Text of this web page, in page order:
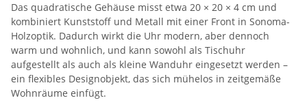
Das quadratische Gehäuse misst etwa 20 × 20 × 4 cm und
kombiniert Kunststoff und Metall mit einer Front in Sonoma-
Holzoptik. Dadurch wirkt die Uhr modern, aber dennoch
warm und wohnlich, und kann sowohl als Tischuhr
aufgestellt als auch als kleine Wanduhr eingesetzt werden –
ein flexibles Designobjekt, das sich mühelos in zeitgemäße
Wohnräume einfügt.